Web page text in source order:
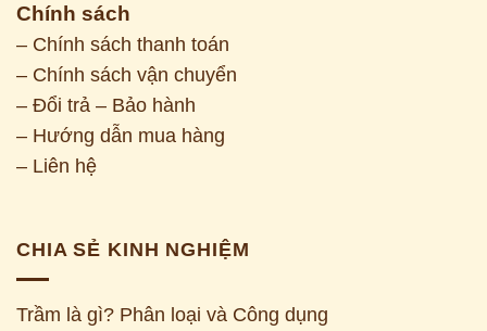
Chính sách
– Chính sách thanh toán
– Chính sách vận chuyển
– Đổi trả – Bảo hành
– Hướng dẫn mua hàng
– Liên hệ
CHIA SẺ KINH NGHIỆM
Trầm là gì? Phân loại và Công dụng